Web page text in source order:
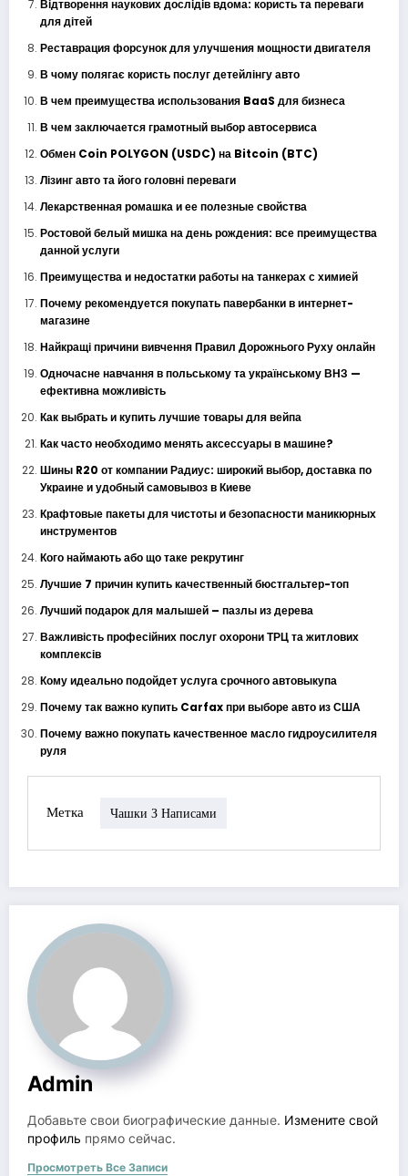
Відтворення наукових дослідів вдома: користь та переваги
для дітей
Реставрация форсунок для улучшения мощности двигателя
В чому полягає користь послуг детейлінгу авто
В чем преимущества использования BaaS для бизнеса
В чем заключается грамотный выбор автосервиса
Обмен Coin POLYGON (USDC) на Bitcoin (BTC)
Лізинг авто та його головні переваги
Лекарственная ромашка и ее полезные свойства
Ростовой белый мишка на день рождения: все преимущества
данной услуги
Преимущества и недостатки работы на танкерах с химией
Почему рекомендуется покупать павербанки в интернет-
магазине
Найкращі причини вивчення Правил Дорожнього Руху онлайн
Одночасне навчання в польському та українському ВНЗ —
ефективна можливість
Как выбрать и купить лучшие товары для вейпа
Как часто необходимо менять аксессуары в машине?
Шины R20 от компании Радиус: широкий выбор, доставка по
Украине и удобный самовывоз в Киеве
Крафтовые пакеты для чистоты и безопасности маникюрных
инструментов
Кого наймають або що таке рекрутинг
Лучшие 7 причин купить качественный бюстгальтер-топ
Лучший подарок для малышей – пазлы из дерева
Важливість професійних послуг охорони ТРЦ та житлових
комплексів
Кому идеально подойдет услуга срочного автовыкупа
Почему так важно купить Carfax при выборе авто из США
Почему важно покупать качественное масло гидроусилителя
руля
Метка Чашки З Написами
Admin
Добавьте свои биографические данные. Измените свой
профиль прямо сейчас.
Просмотреть Все Записи